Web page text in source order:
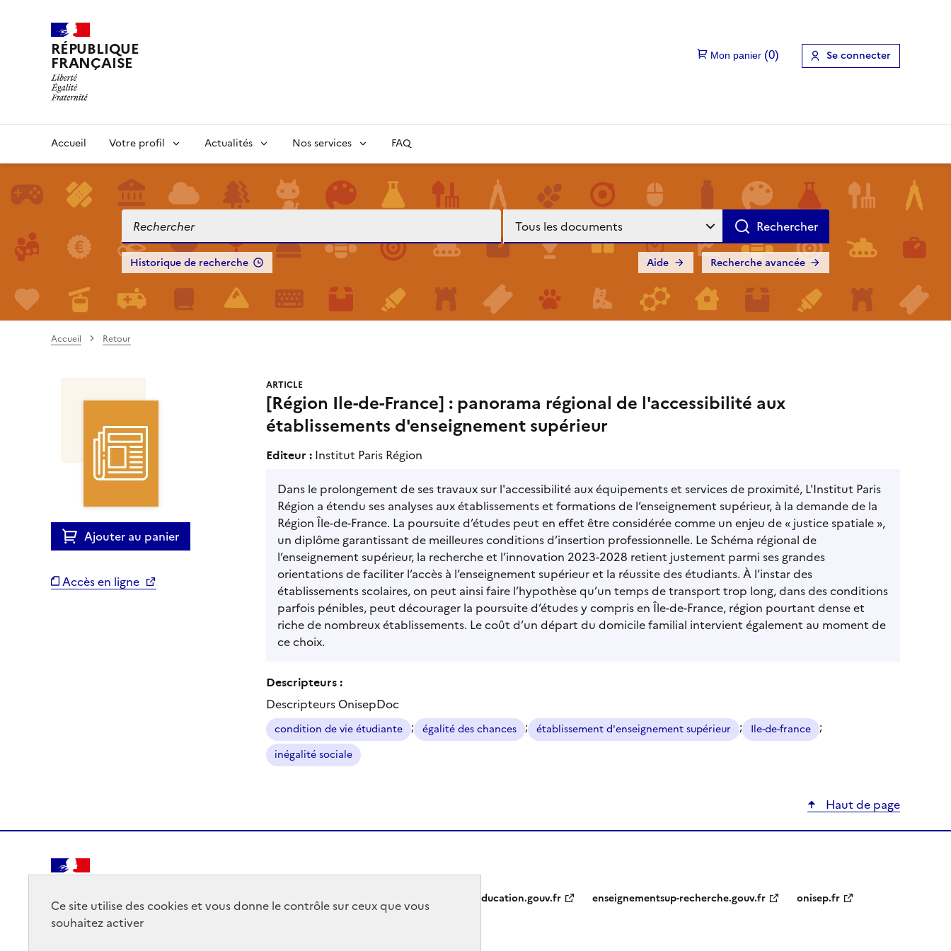
Ce site utilise des cookies et vous donne le contrôle sur ceux que vous
souhaitez activer
RÉPUBLIQUE
FRANÇAISE Se connecter
Accueil Votre profil Actualités Nos services FAQ
Historique de recherche Recherche avancée
Aide
Accueil Retour
Ajouter au panier
Accès en ligne
ARTICLE
[Région Ile-de-France] : panorama régional de l'accessibilité aux
établissements d'enseignement supérieur
Editeur : Institut Paris Région
Dans le prolongement de ses travaux sur l'accessibilité aux équipements et services de proximité, L'Institut Paris
Région a étendu ses analyses aux établissements et formations de l’enseignement supérieur, à la demande de la
Région Île-de-France. La poursuite d’études peut en effet être considérée comme un enjeu de « justice spatiale »,
un diplôme garantissant de meilleures conditions d’insertion professionnelle. Le Schéma régional de
l’enseignement supérieur, la recherche et l’innovation 2023-2028 retient justement parmi ses grandes
orientations de faciliter l’accès à l’enseignement supérieur et la réussite des étudiants. À l’instar des
établissements scolaires, on peut ainsi faire l’hypothèse qu’un temps de transport trop long, dans des conditions
parfois pénibles, peut décourager la poursuite d’études y compris en Île-de-France, région pourtant dense et
riche de nombreux établissements. Le coût d’un départ du domicile familial intervient également au moment de
ce choix.
Descripteurs :
Descripteurs OnisepDoc
condition de vie étudiante ; égalité des chances ; établissement d'enseignement supérieur ; Ile-de-france ;
inégalité sociale
Haut de page
FRANÇAISE education.gouv.fr enseignementsup-recherche.gouv.fr onisep.fr